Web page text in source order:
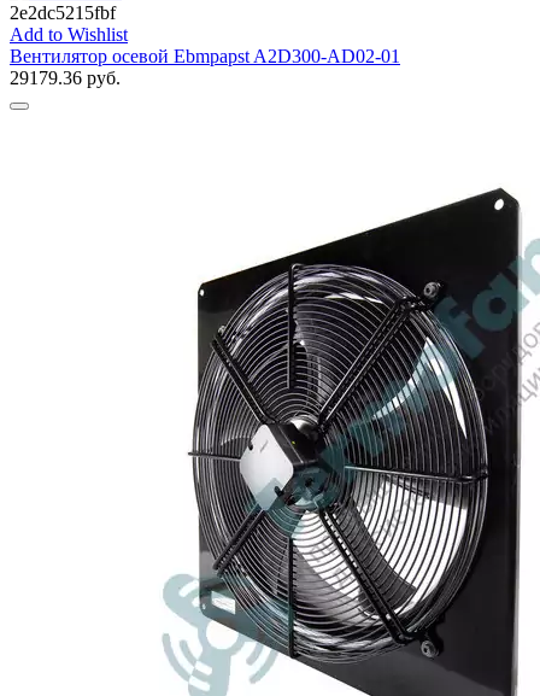
2e2dc5215fbf
Add to Wishlist
Вентилятор осевой Ebmpapst A2D300-AD02-01
29179.36 руб.